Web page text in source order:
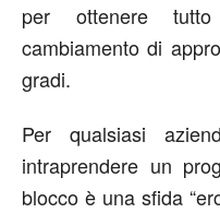
per ottenere
cambiamento di
gradi.
Per qualsiasi
intraprendere un
blocco è una sfida